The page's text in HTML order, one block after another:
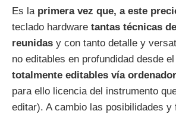
Es la primera vez que, a este
teclado hardware tantas técnicas
reunidas y con tanto detalle y
no editables en profundidad desde
totalmente editables vía ordenador
para ello licencia del instrumento
editar). A cambio las posibilidades y